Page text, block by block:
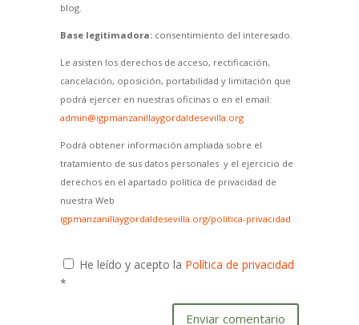
blog.
Base legitimadora:consentimiento del interesado.
Le asisten los derechos de acceso, rectificación,
cancelación, oposición, portabilidad y limitación que
podrá ejercer en nuestras oficinas o en el email:
admin@igpmanzanillaygordaldesevilla.org
Podrá obtener información ampliada sobre el
tratamiento de sus datos personales y el ejercicio de
derechos en el apartado política de privacidad de
nuestra Web
igpmanzanillaygordaldesevilla.org/politica-privacidad
He leído y acepto la Política de privacidad
*
Enviar comentario